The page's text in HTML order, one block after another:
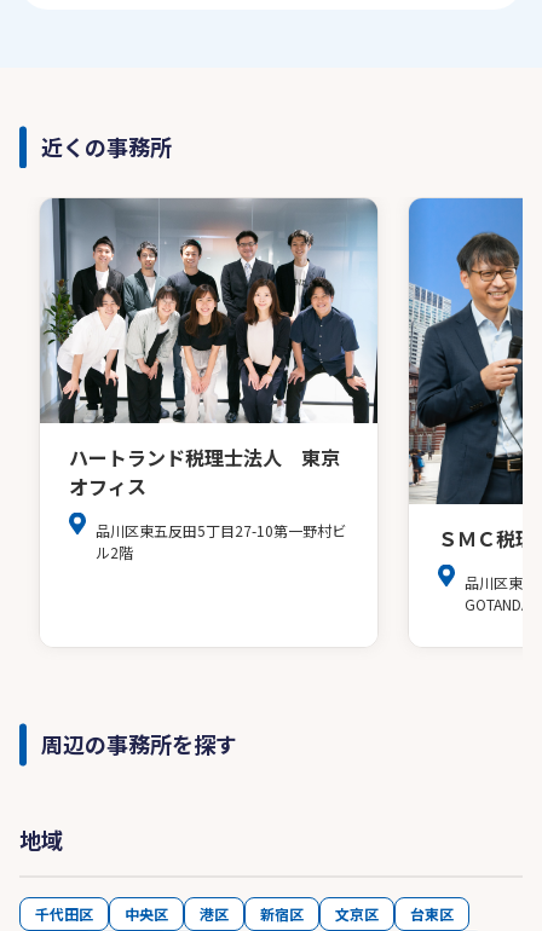
近くの事務所
ハートランド税理士法人 東京
オフィス
品川区東五反田5丁目27-10第一野村ビ
ル2階
ＳＭＣ税
品川区東五
GOTANDA
周辺の事務所を探す
地域
千代田区 中央区 港区 新宿区 文京区
台東区